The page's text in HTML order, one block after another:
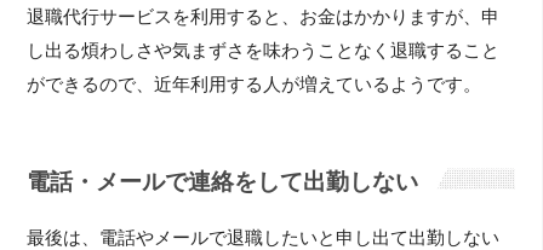
退職代行サービスを利用すると、お金はかかりますが、申
し出る煩わしさや気まずさを味わうことなく退職すること
ができるので、近年利用する人が増えているようです。
電話・メールで連絡をして出勤しない
最後は、電話やメールで退職したいと申し出て出勤しない